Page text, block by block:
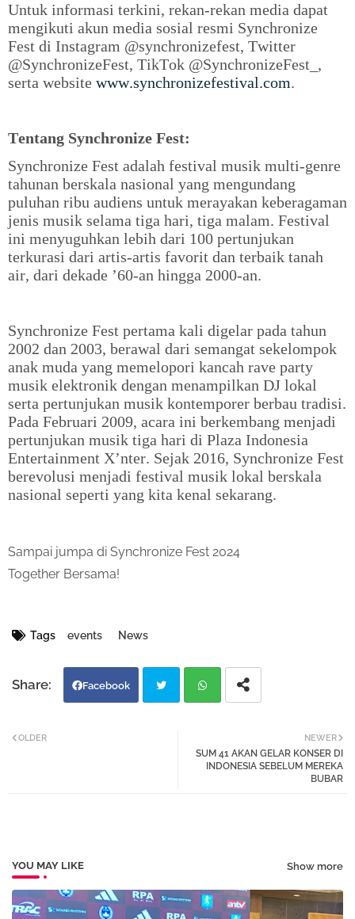
Untuk informasi terkini, rekan-rekan media dapat
mengikuti akun media sosial resmi Synchronize
Fest di Instagram @synchronizefest, Twitter
@SynchronizeFest, TikTok @SynchronizeFest_,
serta website www.synchronizefestival.com.
Tentang Synchronize Fest:
Synchronize Fest adalah festival musik multi-genre
tahunan berskala nasional yang mengundang
puluhan ribu audiens untuk merayakan keberagaman
jenis musik selama tiga hari, tiga malam. Festival
ini menyuguhkan lebih dari 100 pertunjukan
terkurasi dari artis-artis favorit dan terbaik tanah
air, dari dekade ’60-an hingga 2000-an.
Synchronize Fest pertama kali digelar pada tahun
2002 dan 2003, berawal dari semangat sekelompok
anak muda yang memelopori kancah rave party
musik elektronik dengan menampilkan DJ lokal
serta pertunjukan musik kontemporer berbau tradisi.
Pada Februari 2009, acara ini berkembang menjadi
pertunjukan musik tiga hari di Plaza Indonesia
Entertainment X’nter. Sejak 2016, Synchronize Fest
berevolusi menjadi festival musik lokal berskala
nasional seperti yang kita kenal sekarang.
Sampai jumpa di Synchronize Fest 2024
Together Bersama!
Tags events News
Facebook
atsa
NEWER
SUM 41 AKAN GELAR KONSER DI
INDONESIA SEBELUM MEREKA
BUBAR
OLDER
YOU MAY LIKE Show more